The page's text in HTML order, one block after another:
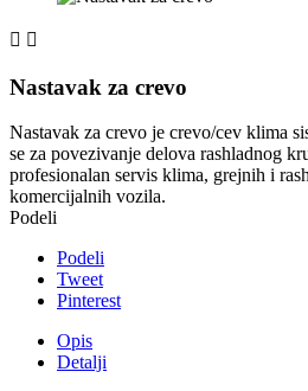
 
Nastavak za crevo
Nastavak za crevo je crevo/cev klima
se za povezivanje delova rashladnog
profesionalan servis klima, grejnih i
komercijalnih vozila.
Podeli
Podeli
Tweet
Pinterest
Opis
Detalji